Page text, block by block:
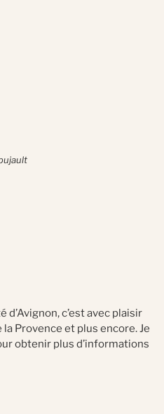
d’Avignon, c’est avec plaisir
Provence et plus encore. Je
obtenir plus d’informations